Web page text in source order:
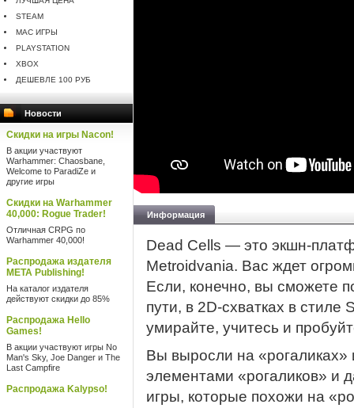
STEAM
MAC ИГРЫ
PLAYSTATION
XBOX
ДЕШЕВЛЕ 100 РУБ
Новости
Скидки на игры Nacon!
В акции участвуют
Warhammer: Chaosbane,
Welcome to ParadiZe и
другие игры
Скидки на Warhammer
40,000: Rogue Trader!
Отличная CRPG по
Warhammer 40,000!
Распродажа издателя
META Publishing!
На каталог издателя
действуют скидки до 85%
Распродажа Hello
Games!
В акции участвуют игры No
Man's Sky, Joe Danger и The
Last Campfire
Распродажа Kalypso!
Информация
Dead Cells — это экшн-
Metroidvania. Вас ждет
Если, конечно, вы сможете
пути, в 2D-схватках в
умирайте, учитесь и
Вы выросли на «рогаликах»
элементами «рогаликов» и
игры, которые похожи на